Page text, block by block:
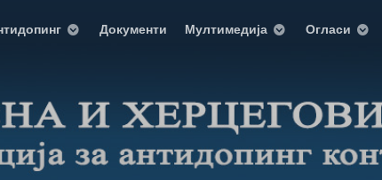
Документи Мултимедија Огласи